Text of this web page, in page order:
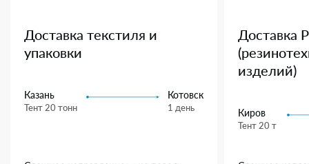
Доставка текстиля и
упаковки
Казань
Тент 20 тонн
Котовск
1 день
Доставка
изделий)
Киров
Тент 20 т